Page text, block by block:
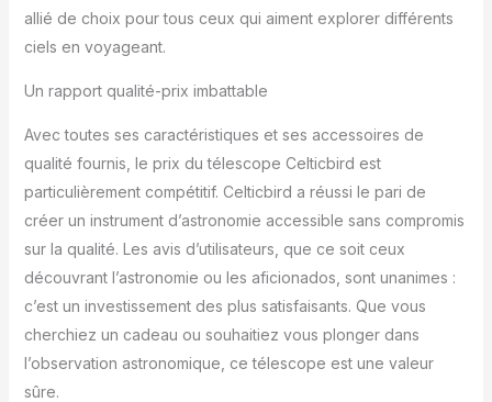
de la lumière et réduire
images plus lumineuses
【Portable et stable】
notre télescope
réfracteur dispose d'un
sac à dos, d'un trépied
d'un adaptateur
téléphonique amélioré.
Tous les accessoires
peuvent être emballés
pratique à transporter et
allié de choix pour tous ceux qui aiment explorer différents
ciels en voyageant.
Un rapport qualité-prix imbattable
Avec toutes ses caractéristiques et ses accessoires de
qualité fournis, le prix du télescope Celticbird est
particulièrement compétitif. Celticbird a réussi le pari de
créer un instrument d’astronomie accessible sans compromis
sur la qualité. Les avis d’utilisateurs, que ce soit ceux
découvrant l’astronomie ou les aficionados, sont unanimes :
c’est un investissement des plus satisfaisants. Que vous
cherchiez un cadeau ou souhaitiez vous plonger dans
l’observation astronomique, ce télescope est une valeur
sûre.